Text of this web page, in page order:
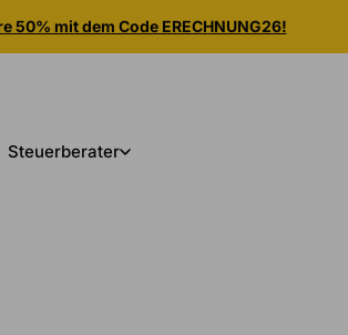
50% mit dem Code ERECHNUNG26!
Steuerberater